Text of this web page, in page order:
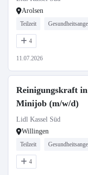
Arolsen
Teilzeit
4
11.07.2026
Reinigungskraft
Minijob (m/w/d)
Lidl Kassel Süd
Willingen
Teilzeit
4